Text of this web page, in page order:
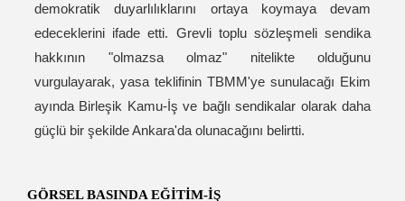
demokratik duyarlılıklarını ortaya koymaya devam
edeceklerini ifade etti. Grevli toplu sözleşmeli sendika
hakkının "olmazsa olmaz" nitelikte olduğunu
vurgulayarak, yasa teklifinin TBMM'ye sunulacağı Ekim
ayında Birleşik Kamu-İş ve bağlı sendikalar olarak daha
güçlü bir şekilde Ankara'da olunacağını belirtti.
GÖRSEL BASINDA EĞİTİM-İŞ